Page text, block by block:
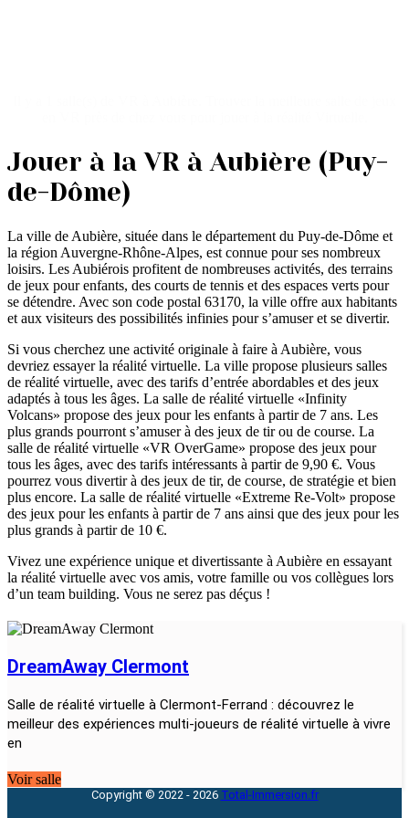
Jouer à la VR à Aubière (Puy-
de-Dôme)
La ville de Aubière, située dans le département du Puy-de-Dôme et
la région Auvergne-Rhône-Alpes, est connue pour ses nombreux
loisirs. Les Aubiérois profitent de nombreuses activités, des terrains
de jeux pour enfants, des courts de tennis et des espaces verts pour
se détendre. Avec son code postal 63170, la ville offre aux habitants
et aux visiteurs des possibilités infinies pour s’amuser et se divertir.
Si vous cherchez une activité originale à faire à Aubière, vous
devriez essayer la réalité virtuelle. La ville propose plusieurs salles
de réalité virtuelle, avec des tarifs d’entrée abordables et des jeux
adaptés à tous les âges. La salle de réalité virtuelle «Infinity
Volcans» propose des jeux pour les enfants à partir de 7 ans. Les
plus grands pourront s’amuser à des jeux de tir ou de course. La
salle de réalité virtuelle «VR OverGame» propose des jeux pour
tous les âges, avec des tarifs intéressants à partir de 9,90 €. Vous
pourrez vous divertir à des jeux de tir, de course, de stratégie et bien
plus encore. La salle de réalité virtuelle «Extreme Re-Volt» propose
des jeux pour les enfants à partir de 7 ans ainsi que des jeux pour les
plus grands à partir de 10 €.
Vivez une expérience unique et divertissante à Aubière en essayant
la réalité virtuelle avec vos amis, votre famille ou vos collègues lors
d’un team building. Vous ne serez pas déçus !
DreamAway Clermont
Salle de réalité virtuelle à Clermont-Ferrand : découvrez le
meilleur des expériences multi-joueurs de réalité virtuelle à vivre
en
Voir salle
Copyright © 2022 - 2026 Total-Immersion.fr